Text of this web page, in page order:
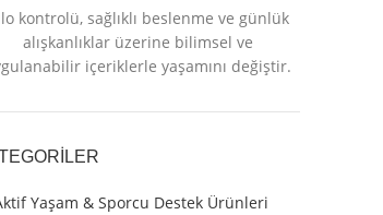
kontrolü, sağlıklı beslenme ve günlük
alışkanlıklar üzerine bilimsel ve
içeriklerle yaşamını değiştir.
Yaşam & Sporcu Destek Ürünleri